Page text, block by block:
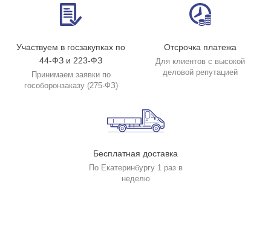
Участвуем в госзакупках по
44-ФЗ и 223-ФЗ
Принимаем заявки по
гособоронзаказу (275-ФЗ)
Отсрочка платежа
Для клиентов с высокой
деловой репутацией
Бесплатная доставка
По Екатеринбургу 1 раз в
неделю